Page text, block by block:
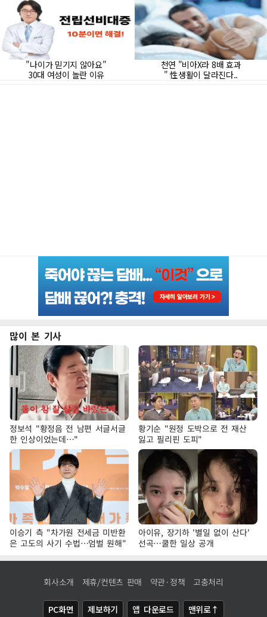
많이 본 기사
정보석 "황정음 전 남편 서글서글
한 인상이었는데…"
황기순 "원정 도박으로 전 재산
잃고 필리핀 도피"
이승기 측 "차가원 전세금 미반환
은 고도의 사기 수법…엄벌 원해"
아이유, 장기하 '별일 없이 산다'
선곡…쿨한 일상 공개
회사소개 제휴/컨텐츠 판매 약관·정책 고충처리
PC화면 제보하기 앱 다운로드 맨위로↑